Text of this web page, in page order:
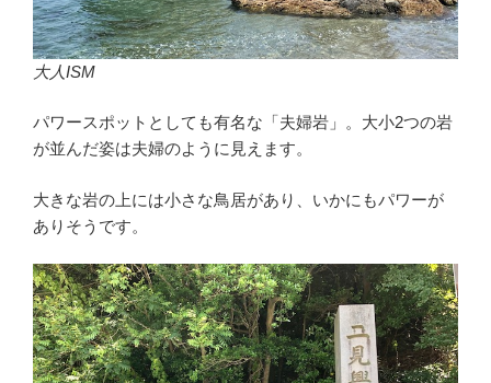
大人ISM
パワースポットとしても有名な「夫婦岩」。大小2つの岩
が並んだ姿は夫婦のように見えます。
大きな岩の上には小さな鳥居があり、いかにもパワーが
ありそうです。